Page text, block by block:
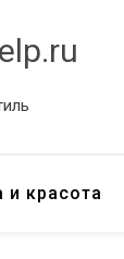
и красота